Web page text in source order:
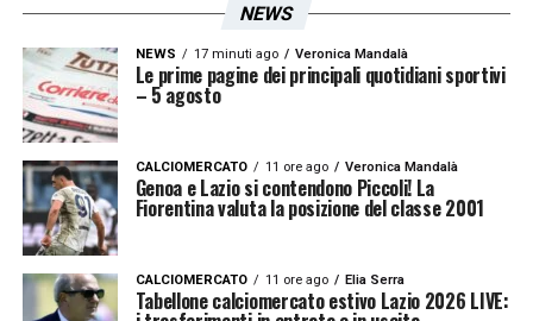
NEWS
NEWS 17 minuti ago Veronica Mandalà
Le prime pagine dei principali quotidiani sportivi
– 5 agosto
CALCIOMERCATO 11 ore ago Veronica Mandalà
Genoa e Lazio si contendono Piccoli! La
Fiorentina valuta la posizione del classe 2001
CALCIOMERCATO 11 ore ago Elia Serra
Tabellone calciomercato estivo Lazio 2026 LIVE: